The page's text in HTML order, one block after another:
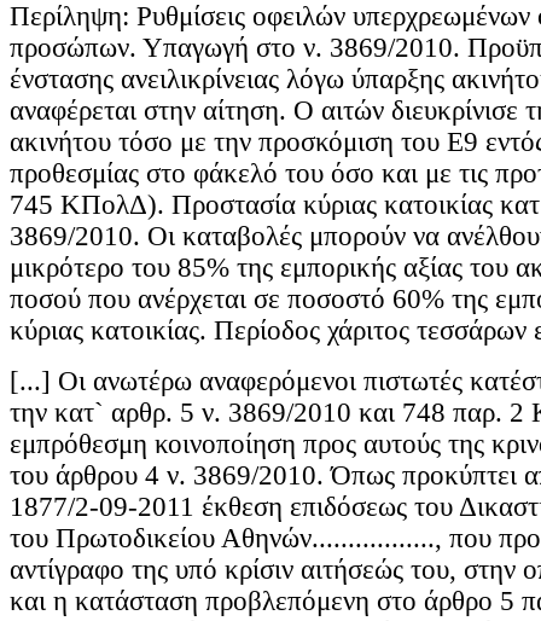
Περίληψη: Ρυθμίσεις οφειλών υπερχρεωμένων
προσώπων. Υπαγωγή στο ν. 3869/2010.
ένστασης ανειλικρίνειας λόγω ύπαρξης
αναφέρεται στην αίτηση. Ο αιτών διευκρίνισε
ακινήτου τόσο με την προσκόμιση του Ε9
προθεσμίας στο φάκελό του όσο και με τις
745 ΚΠολΔ). Προστασία κύριας κατοικίας
3869/2010. Οι καταβολές μπορούν να
μικρότερο του 85% της εμπορικής αξίας του
ποσού που ανέρχεται σε ποσοστό 60% της
κύριας κατοικίας. Περίοδος χάριτος τεσσάρων
[...] Οι ανωτέρω αναφερόμενοι πιστωτές
την κατ` αρθρ. 5 ν. 3869/2010 και 748 παρ. 2
εμπρόθεσμη κοινοποίηση προς αυτούς της
του άρθρου 4 ν. 3869/2010. Όπως προκύπτει
1877/2-09-2011 έκθεση επιδόσεως του
του Πρωτοδικείου Αθηνών................., που
αντίγραφο της υπό κρίσιν αιτήσεώς του, στην
και η κατάσταση προβλεπόμενη στο άρθρο 5